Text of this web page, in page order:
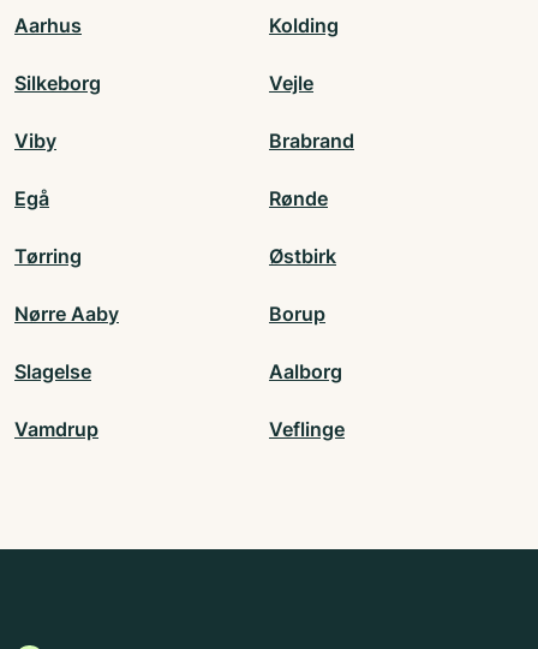
Aarhus Kolding
Silkeborg Vejle
Viby Brabrand
Egå Rønde
Tørring Østbirk
Nørre Aaby Borup
Slagelse Aalborg
Vamdrup Veflinge